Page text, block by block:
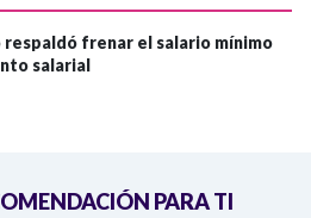
respaldó frenar el salario mínimo
salarial
PARA TI